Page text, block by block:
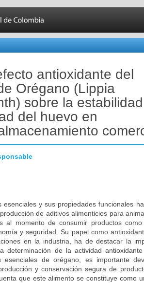
antioxidante del
Orégano (Lippia
sobre la estabilidad
del huevo en
esenciales y sus propiedades funcionales
de aditivos alimenticios para
al momento de consumir productos
y seguridad. Su papel como
en la industria, ha de destacar la
determinación de la actividad
esenciales de orégano, es importante
y conservación segura de
que este alimento se constituye como